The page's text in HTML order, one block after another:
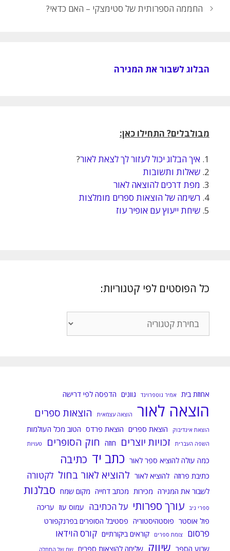
החממה הספרותית של סטימצקי – האם כדאי?
הבלוג לשבור את המגירה
מבולבלים? התחילו כאן:
1. איך הבלוג יכול לעזור לך לצאת לאור?
2. שאלות ותשובות
3. מפת דרכים להוצאה לאור
4. רשימה של הוצאות ספרים מומלצות
5. שיחת ייעוץ עם אופיר עוז
כל הפוסטים לפי קטגוריות:
הפוסטים
אחוזת בית אמיר גוטפרוינד גוונים הדפסה לפי דרישה
הוצאה לאור הוצאה עצמאית הוצאות ספרים
הוצאת אינדיבוק הוצאת ספרים הוצאת פרדס הטוב מכל העולמות
השפה העברית זכויות יוצרים חוזה חוק הסופרים טעויות
כמה עולה להוציא ספר לאור כתב יד כתיבה
כתיבת פרוזה להוציא לאור להוציא לאור בחול לקטורה
לשבור את המגירה מכירות מכתב דחייה מקום שמח סבלנות
ספרי ניב עורך ספרותי על הכתיבה עמוס עוז עריכה
פול אוסטר פוסטהיסטוריה פסטיבל הסופרים בפרנקפורט
פרסום צומת ספרים קוראים ביקורתיים קורס הוידאו
שבוע הספר שיווק שליחה להוצאות ספרים שם של התחלה